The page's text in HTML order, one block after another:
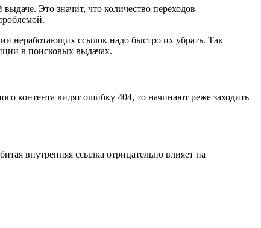
Это значит, что количество переходов
неработающих ссылок надо быстро их убрать. Так
в поисковых выдачах.
контента видят ошибку 404, то начинают реже заходить
внутренняя ссылка отрицательно влияет на